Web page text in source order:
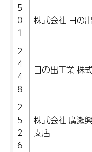
5
0
1
株式会社 日の
2
4
4
8
日の出工業 株
2
5
2
6
株式会社 廣瀬
支店